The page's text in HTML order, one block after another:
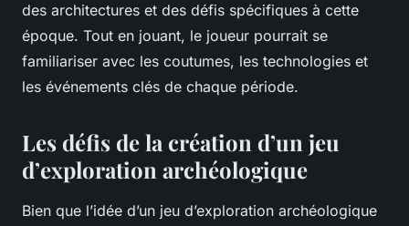
des architectures et des défis spécifiques à cette
époque. Tout en jouant, le joueur pourrait se
familiariser avec les coutumes, les technologies et
les événements clés de chaque période.
Les défis de la création d’un jeu
d’exploration archéologique
Bien que l’idée d’un jeu d’exploration archéologique